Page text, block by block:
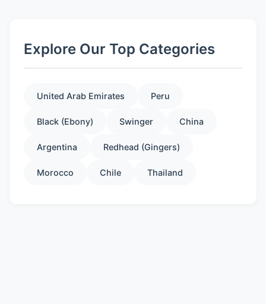
Explore Our Top Categories
United Arab Emirates Peru
Black (Ebony) Swinger China
Argentina Redhead (Gingers)
Morocco Chile Thailand